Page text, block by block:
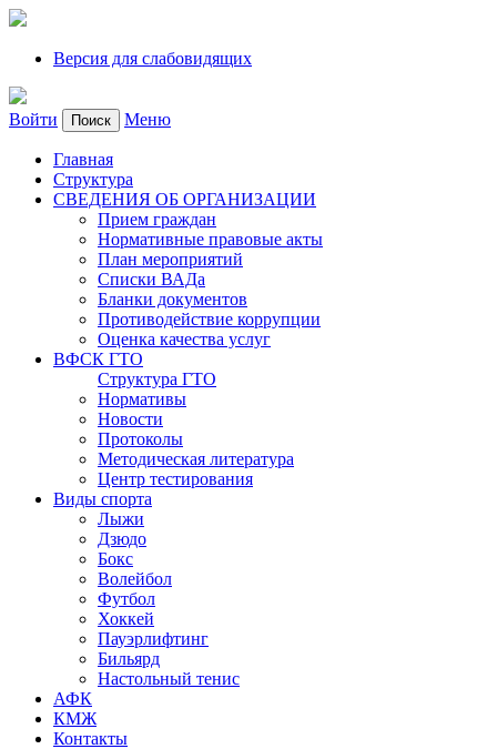
Версия для слабовидящих
Войти Поиск Меню
Главная
Структура
СВЕДЕНИЯ ОБ ОРГАНИЗАЦИИ
Прием граждан
Нормативные правовые акты
План мероприятий
Списки ВАДа
Бланки документов
Противодействие коррупции
Оценка качества услуг
ВФСК ГТО
Структура ГТО
Нормативы
Новости
Протоколы
Методическая литература
Центр тестирования
Виды спорта
Лыжи
Дзюдо
Бокс
Волейбол
Футбол
Хоккей
Пауэрлифтинг
Бильярд
Настольный тенис
АФК
КМЖ
Контакты